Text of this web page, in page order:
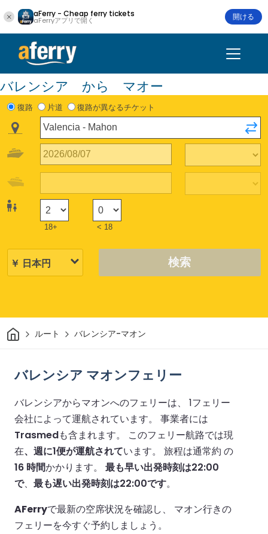
aFerry - Cheap ferry tickets
aFerryアプリで開く 開ける
バレンシア から マオー
復路 片道 復路が異なるチケット
18+ < 18
検索
家 ルート バレンシア-マオン
バレンシア マオンフェリー
バレンシアからマオンへのフェリーは、 1フェリー
会社によって運航されています。 事業者には
Trasmedも含まれます。 このフェリー航路では現
在、週に1便が運航されています。 旅程は通常約 の
16 時間かかります。 最も早い出発時刻は22:00
で、 最も遅い出発時刻は22:00です。
AFerryで最新の空席状況を確認し、 マオン行きの
フェリーを今すぐ予約しましょう。